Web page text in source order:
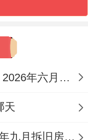
工中可能遇到的
佑， 注意事项:
00），现在天
2026年6月安床最旺的日子 2026年六月适合安床的日子
天
2026年九月拆房吉日 2026年九月拆旧房最吉利的日子